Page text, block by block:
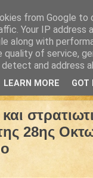
28ης
from Google to
Your IP address
along with
quality of service,
and address
LEARN MORE GOT